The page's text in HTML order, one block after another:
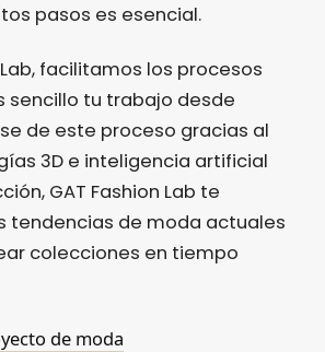
pasos es esencial.
Lab, facilitamos los procesos
sencillo tu trabajo desde
de este proceso gracias al
3D e inteligencia artificial
GAT Fashion Lab te
tendencias de moda actuales
colecciones en tiempo
de moda